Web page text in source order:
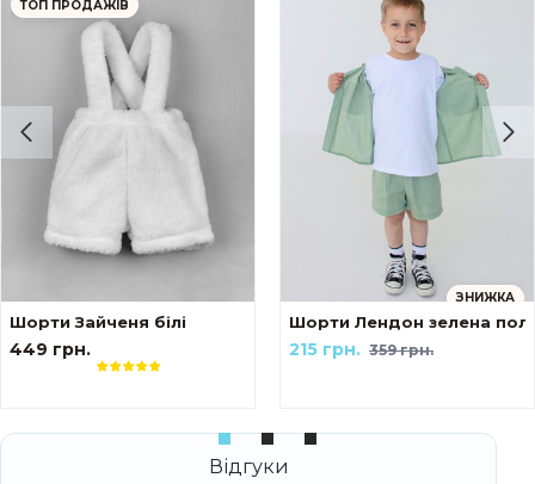
ТОП ПРОДАЖІВ
Шорти Зайченя білі
449 грн.
ЗНИЖКА
Шорти Лендон зелена
359 грн.
215 грн.